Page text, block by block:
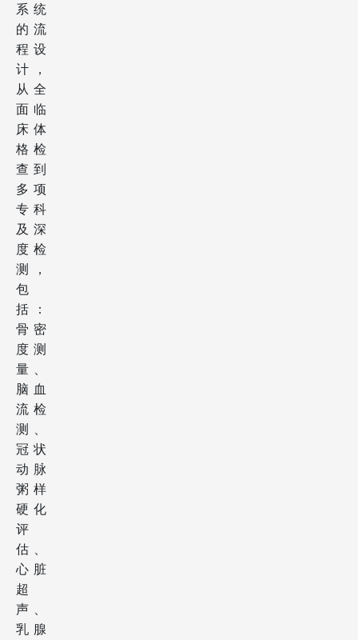
系统
的流
程设
计，
从全
面临
床体
格检
查到
多项
专科
及深
度检
测，
包
括：
骨密
度测
量、
脑血
流检
测、
冠状
动脉
粥样
硬化
评
估、
心脏
超
声、
乳腺